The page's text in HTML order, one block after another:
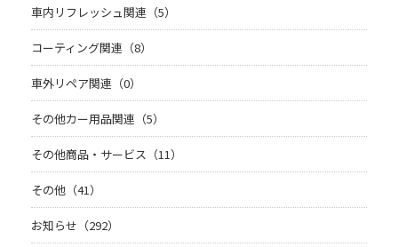
車内リフレッシュ関連（5）
コーティング関連（8）
車外リペア関連（0）
その他カー用品関連（5）
その他商品・サービス（11）
その他（41）
お知らせ（292）